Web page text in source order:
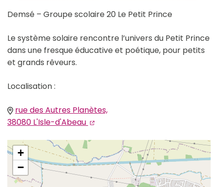
Demsé – Groupe scolaire 20 Le Petit Prince
Le système solaire rencontre l’univers du Petit Prince
dans une fresque éducative et poétique, pour petits
et grands rêveurs.
Localisation :
rue des Autres Planètes,
38080 L'Isle-d'Abeau (ouverture dans un nouvel onglet)
(ouverture dans un nouvel
+
−